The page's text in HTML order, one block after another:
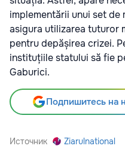
implementării unui set
asigura utilizarea tuturor
pentru depășirea crizei.
instituțiile statului să fie
Gaburici.
Подпишитесь на
Источник Ziarulnational